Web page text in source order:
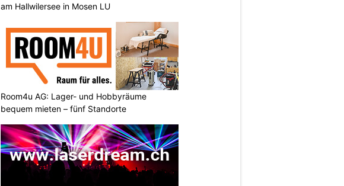
am Hallwilersee in Mosen LU
Room4u AG: Lager- und Hobbyräume
bequem mieten – fünf Standorte